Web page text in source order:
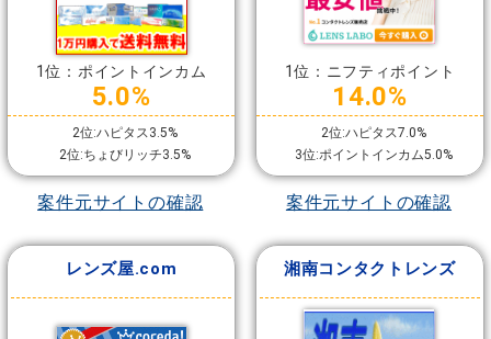
1位：ポイントインカム
5.0%
2位:ハピタス3.5%
2位:ちょびリッチ3.5%
案件元サイトの確認
1位：ニフティポイント
14.0%
2位:ハピタス7.0%
3位:ポイントインカム5.0%
案件元サイトの確認
レンズ屋.com 湘南コンタクトレンズ